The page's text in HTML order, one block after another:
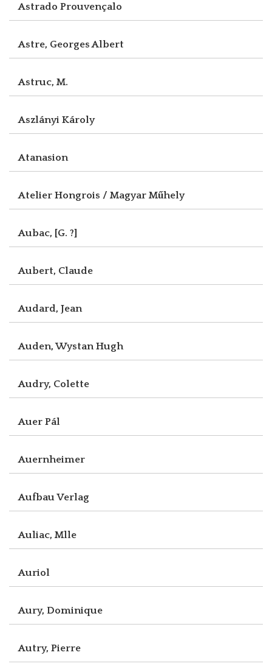
Astrado Prouvençalo
Astre, Georges Albert
Astruc, M.
Aszlányi Károly
Atanasion
Atelier Hongrois / Magyar Műhely
Aubac, [G. ?]
Aubert, Claude
Audard, Jean
Auden, Wystan Hugh
Audry, Colette
Auer Pál
Auernheimer
Aufbau Verlag
Auliac, Mlle
Auriol
Aury, Dominique
Autry, Pierre